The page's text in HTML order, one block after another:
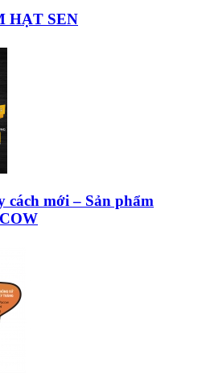
HẠT SEN
cách mới – Sản phẩm